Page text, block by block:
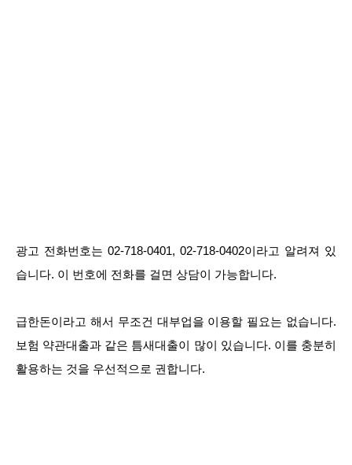
광고 전화번호는 02-718-0401, 02-718-0402이라고 알려져 있
습니다. 이 번호에 전화를 걸면 상담이 가능합니다.
급한돈이라고 해서 무조건 대부업을 이용할 필요는 없습니다.
보험 약관대출과 같은 틈새대출이 많이 있습니다. 이를 충분히
활용하는 것을 우선적으로 권합니다.